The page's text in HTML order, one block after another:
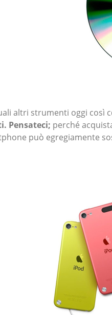
altri strumenti oggi così
Pensateci; perché
può egregiamente